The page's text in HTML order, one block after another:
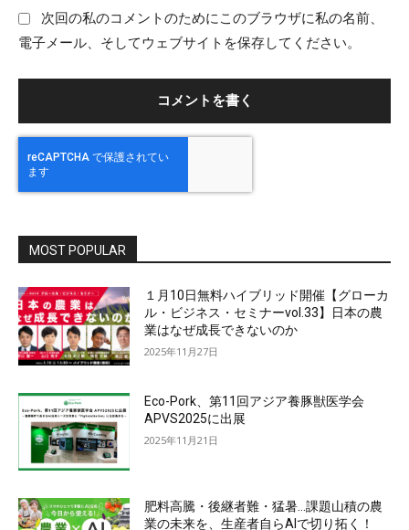
次回の私のコメントのためにこのブラウザに私の名前、
電子メール、そしてウェブサイトを保存してください。
MOST POPULAR
１月10日無料ハイブリッド開催【グローカ
ル・ビジネス・セミナーvol.33】日本の農
業はなぜ成長できないのか
2025年11月27日
Eco-Pork、第11回アジア養豚獣医学会
APVS2025に出展
2025年11月21日
肥料高騰・後継者難・猛暑…課題山積の農
業の未来を、生産者自らAIで切り拓く！